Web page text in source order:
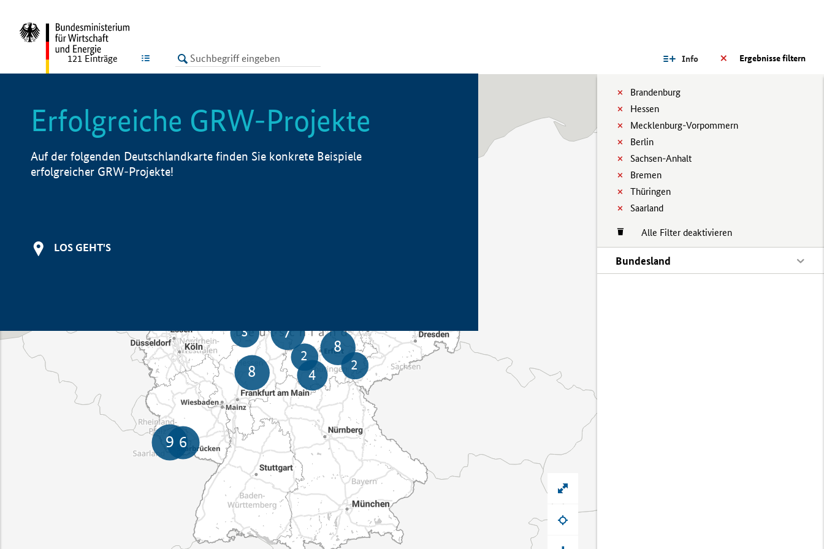
LISTE Ergebnisse filtern
Info
Brandenburg
Hessen
Mecklenburg-Vorpommern
Berlin
Sachsen-Anhalt
Bremen
Thüringen
Saarland
Alle Filter deaktivieren
Bundesland
121 Einträge
Erfolgreiche GRW-Projekte
Auf der folgenden Deutschlandkarte finden Sie konkrete Beispiele
erfolgreicher GRW-Projekte!
LOS GEHT'S